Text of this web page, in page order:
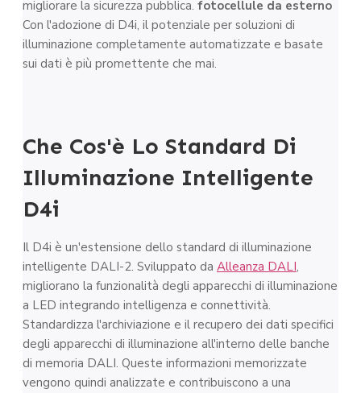
migliorare la sicurezza pubblica. fotocellule da esterno
Con l'adozione di D4i, il potenziale per soluzioni di
illuminazione completamente automatizzate e basate
sui dati è più promettente che mai.
Che Cos'è Lo Standard Di
Illuminazione Intelligente
D4i
Il D4i è un'estensione dello standard di illuminazione
intelligente DALI-2. Sviluppato da Alleanza DALI,
migliorano la funzionalità degli apparecchi di illuminazione
a LED integrando intelligenza e connettività.
Standardizza l'archiviazione e il recupero dei dati specifici
degli apparecchi di illuminazione all'interno delle banche
di memoria DALI. Queste informazioni memorizzate
vengono quindi analizzate e contribuiscono a una